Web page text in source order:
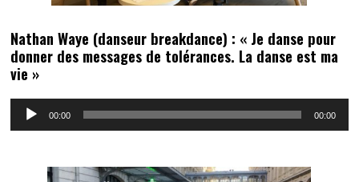
Nathan Waye (danseur breakdance) : « Je danse pour
donner des messages de tolérances. La danse est ma
vie »
Lecteur
00:00 00:00